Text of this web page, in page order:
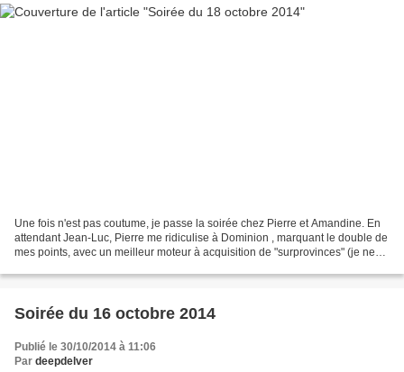
Une fois n'est pas coutume, je passe la soirée chez Pierre et Amandine. En
attendant Jean-Luc, Pierre me ridiculise à Dominion , marquant le double de
mes points, avec un meilleur moteur à acquisition de "surprovinces" (je ne
Soirée du 16 octobre 2014
Publié le 30/10/2014 à 11:06
Par deepdelver